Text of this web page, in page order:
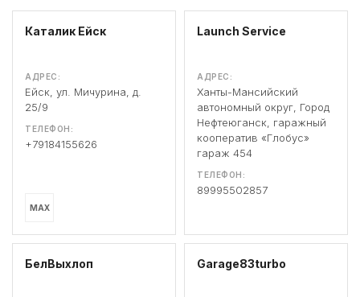
Каталик Ейск
АДРЕС:
Ейск, ул. Мичурина, д.
25/9
ТЕЛЕФОН:
+79184155626
MAX
Launch Service
АДРЕС:
Ханты-Мансийский
автономный округ, Город
Нефтеюганск, гаражный
кооператив «Глобус»
гараж 454
ТЕЛЕФОН:
89995502857
БелВыхлоп Garage83turbo